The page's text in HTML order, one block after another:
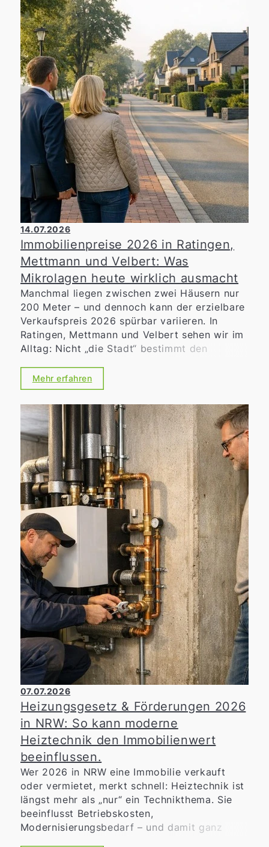
14.07.2026
Immobilienpreise 2026 in Ratingen,
Mettmann und Velbert: Was
Mikrolagen heute wirklich ausmacht
Manchmal liegen zwischen zwei Häusern nur
200 Meter – und dennoch kann der erzielbare
Verkaufspreis 2026 spürbar variieren. In
Ratingen, Mettmann und Velbert sehen wir im
Alltag: Nicht „die Stadt“ bestimmt den
Mikrolage. Für Eigentümerinnen und
Eigentümer heißt das: Wer den Unterschied
zwischen guter und sehr guter Straße erkennt,
schafft bessere Voraussetzungen für eine
realistische Preisstrategie und eine zielgenaue
Vermarktung.
Mehr erfahren
07.07.2026
Heizungsgesetz & Förderungen 2026
in NRW: So kann moderne
Heiztechnik den Immobilienwert
beeinflussen.
Wer 2026 in NRW eine Immobilie verkauft
oder vermietet, merkt schnell: Heiztechnik ist
längst mehr als „nur“ ein Technikthema. Sie
beeinflusst Betriebskosten,
Modernisierungsbedarf – und damit ganz